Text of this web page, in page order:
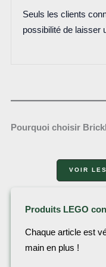
Seuls les clients
possibilité de laisser
Pourquoi choisir
VOIR
Produits LEGO
Chaque article est
main en plus !